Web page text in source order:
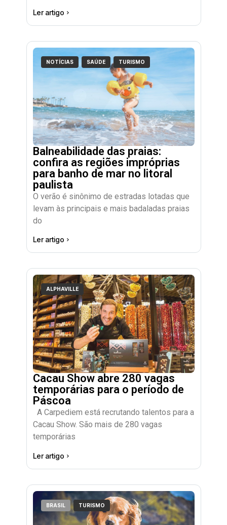
Ler artigo
NOTÍCIAS SAÚDE TURISMO
Balneabilidade das praias:
confira as regiões impróprias
para banho de mar no litoral
paulista
O verão é sinônimo de estradas lotadas que
levam às principais e mais badaladas praias
do
Ler artigo
ALPHAVILLE
Cacau Show abre 280 vagas
temporárias para o período de
Páscoa
A Carpediem está recrutando talentos para a
Cacau Show. São mais de 280 vagas
temporárias
Ler artigo
BRASIL TURISMO